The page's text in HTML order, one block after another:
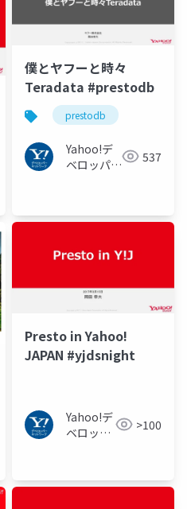
僕とヤフーと時々
Teradata #prestodb
prestodb
Yahoo!デ
ベロッパー
537
ビジネスモデル インターネット
Presto in Yahoo!
JAPAN #yjdsnight
Yahoo!デ
ベロッパ
>100